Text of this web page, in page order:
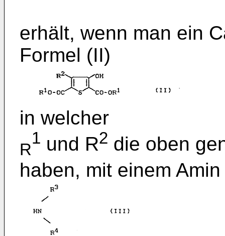
erhält, wenn man ein
Formel (II)
in welcher
R
1 und R2 die oben
haben, mit einem